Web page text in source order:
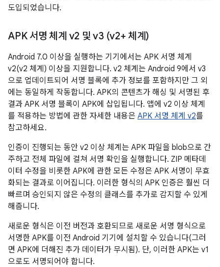
도입되었습니다.
APK 서명 체계 v2 및 v3 (v2+ 체계)
Android 7.0 이상을 실행하는 기기에서는 APK 서명 체계
v2(v2 체계) 이상을 지원합니다. v2 체계는 Android 9에서 v3
으로 업데이트되어 서명 블록에 추가 정보를 포함하지만 그 외
에는 동일하게 작동합니다. APK의 콘텐츠가 해싱 및 서명된 후
결과 APK 서명 블록이 APK에 삽입됩니다. 앱에 v2 이상 체계
를 적용하는 방법에 관한 자세한 내용은 APK 서명 체계 v2를
참고하세요.
인증이 진행되는 동안 v2 이상 체계는 APK 파일을 blob으로 간
주하고 전체 파일에 걸쳐 서명 확인을 실행합니다. ZIP 메타데
이터 수정을 비롯한 APK에 관한 모든 수정은 APK 서명이 무효
화되는 결과로 이어집니다. 이러한 형식의 APK 인증은 훨씬 더
빠르며 승인되지 않은 수정의 클래스를 추가로 감지할 수 있게
해줍니다.
새로운 형식은 이전 버전과 호환되므로 새로운 서명 형식으로
서명한 APK를 이전 Android 기기에 설치할 수 있습니다(그러
면 APK에 더해진 추가 데이터가 무시됨). 단, 이러한 APK는 v1
으로도 서명되어야 합니다.